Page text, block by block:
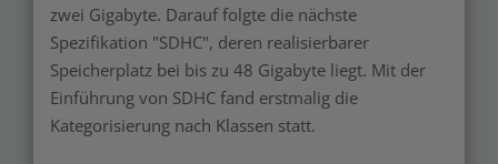
zwei Gigabyte. Darauf folgte die nächste
Spezifikation "SDHC", deren realisierbarer
Speicherplatz bei bis zu 48 Gigabyte liegt. Mit der
Einführung von SDHC fand erstmalig die
Kategorisierung nach Klassen statt.